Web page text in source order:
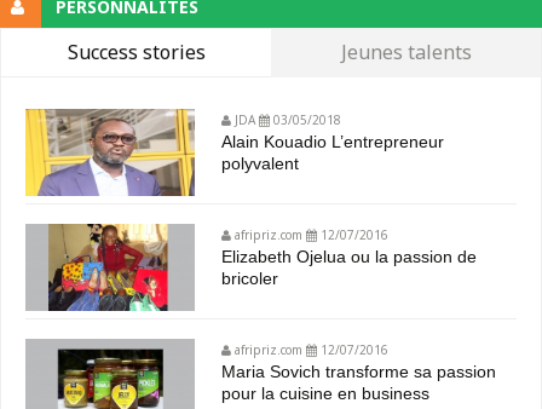
PERSONNALITÉS
Success stories Jeunes talents
JDA 03/05/2018
Alain Kouadio L’entrepreneur
polyvalent
afripriz.com 12/07/2016
Elizabeth Ojelua ou la passion de
bricoler
afripriz.com 12/07/2016
Maria Sovich transforme sa passion
pour la cuisine en business